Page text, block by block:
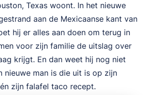
Texas woont. In het nieuwe
aan de Mexicaanse kant van
hij er alles aan doen om terug in
voor zijn familie de uitslag over
krijgt. En dan weet hij nog niet
nieuwe man is die uit is op zijn
zijn falafel taco recept.